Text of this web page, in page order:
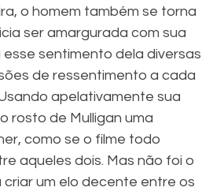
o homem também se torna
ser amargurada com sua
sentimento dela diversas
de ressentimento a cada
apelativamente sua
rosto de Mulligan uma
como se o filme todo
aqueles dois. Mas não foi o
um elo decente entre os